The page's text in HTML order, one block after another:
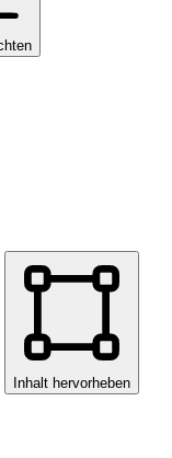
Inhalt hervorheben